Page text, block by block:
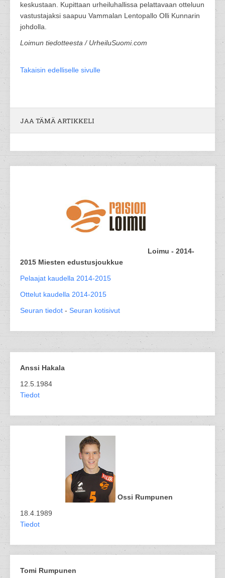
keskustaan. Kupittaan urheiluhallissa pelattavaan otteluun
vastustajaksi saapuu Vammalan Lentopallo Olli Kunnarin
johdolla.
Loimun tiedotteesta / UrheiluSuomi.com
Takaisin edelliselle sivulle
JAA TÄMÄ ARTIKKELI
Loimu - 2014-
2015 Miesten edustusjoukkue
Pelaajat kaudella 2014-2015
Ottelut kaudella 2014-2015
Seuran tiedot - Seuran kotisivut
Anssi Hakala
12.5.1984
Tiedot
Ossi Rumpunen
18.4.1989
Tiedot
Tomi Rumpunen